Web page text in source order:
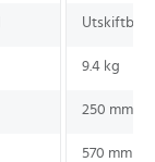
9.4 kg
250 mm
570 mm